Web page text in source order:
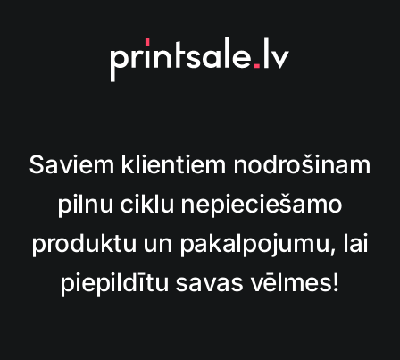
Saviem klientiem nodrošinam
pilnu ciklu nepieciešamo
produktu un pakalpojumu, lai
piepildītu savas vēlmes!